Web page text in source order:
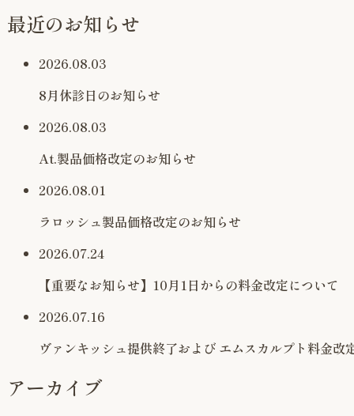
最近のお知らせ
2026.08.03
8月休診日のお知らせ
2026.08.03
At.製品価格改定のお知らせ
2026.08.01
ラロッシュ製品価格改定のお知らせ
2026.07.24
【重要なお知らせ】10月1日からの料金改定について
2026.07.16
ヴァンキッシュ提供終了および エムスカルプト料金改
アーカイブ